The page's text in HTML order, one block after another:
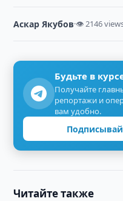
Аскар Якубов·👁 2146
Будьте в
Получайте
репортажи и
вам удобно.
Читайте также